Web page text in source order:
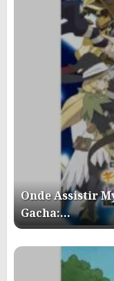
Onde Assistir
Gacha:…